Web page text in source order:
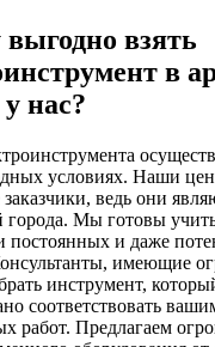
взять
в
нас?
условиях. Наши
ведь они
города. Мы готовы
постоянных и даже
имеющие
инструмент,
соответствовать
работ. Предлагаем